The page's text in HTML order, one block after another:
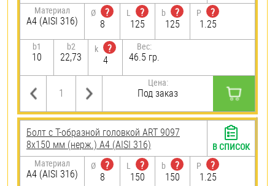
Материал
A4 (AISI 316)
Ø
?
8
L
?
125
b
?
125
P
?
1.25
b1
10
b2
22,73
k
?
4
Вес:
46.5 гр.
Цена:
Под заказ
Болт с Т-образной головкой ART 9097
8х150 мм (нерж.) A4 (AISI 316)
Материал
A4 (AISI 316)
Ø
?
8
L
?
150
b
?
150
P
?
1.25
В СПИСОК